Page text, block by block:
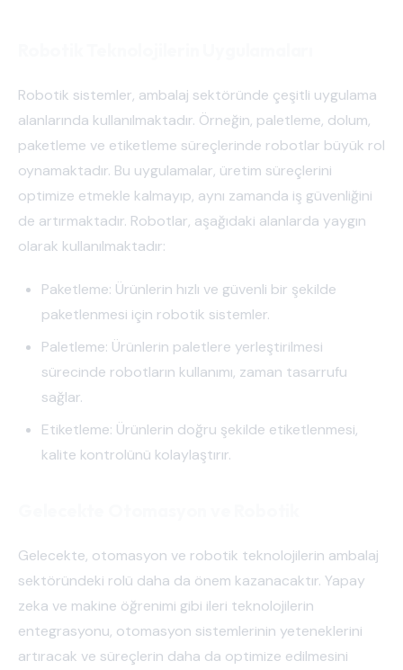
Robotik sistemler, ambalaj sektöründe çeşitli uygulama
alanlarında kullanılmaktadır. Örneğin, paletleme, dolum,
paketleme ve etiketleme süreçlerinde robotlar büyük rol
oynamaktadır. Bu uygulamalar, üretim süreçlerini
optimize etmekle kalmayıp, aynı zamanda iş güvenliğini
de artırmaktadır. Robotlar, aşağıdaki alanlarda yaygın
olarak kullanılmaktadır:
Paketleme: Ürünlerin hızlı ve güvenli bir şekilde
paketlenmesi için robotik sistemler.
Paletleme: Ürünlerin paletlere yerleştirilmesi
sürecinde robotların kullanımı, zaman tasarrufu
sağlar.
Etiketleme: Ürünlerin doğru şekilde etiketlenmesi,
kalite kontrolünü kolaylaştırır.
Gelecekte, otomasyon ve robotik teknolojilerin ambalaj
sektöründeki rolü daha da önem kazanacaktır. Yapay
zeka ve makine öğrenimi gibi ileri teknolojilerin
entegrasyonu, otomasyon sistemlerinin yeteneklerini
artıracak ve süreçlerin daha da optimize edilmesini